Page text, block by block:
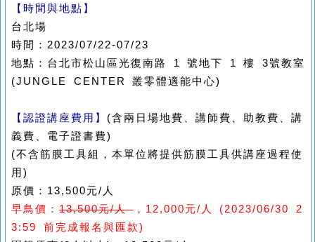
【時間與地點】
台北場
時間：2023/07/22-07/23
地點：台北市松山區光復南路 1 號地下 1 樓 3號教室
(JUNGLE CENTER 叢零體適能中心)
【認證講座費用】 (含兩日場地費、講師費、助教費、講
義費、電子證書費)
(不含筋膜工具組，本單位將提供筋膜工具供講座過程使
用)
原價：13,500元/人
早鳥價： 13,500元/人，12,000元/人 (2023/06/30 2
3:59 前完成報名與匯款)